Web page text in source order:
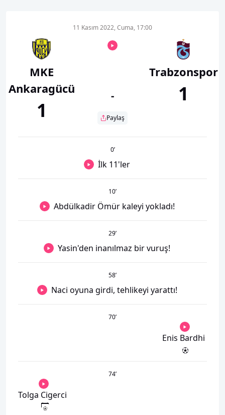
MKE
Ankaragücü
1
11 Kasım 2022, Cuma, 17:00
-
Paylaş
Trabzonspor
1
0’
İlk 11'ler
10’
Abdülkadir Ömür kaleyi yokladı!
29’
Yasin'den inanılmaz bir vuruş!
58’
Naci oyuna girdi, tehlikeyi yarattı!
70’
Enis Bardhi
74’
Tolga Cigerci